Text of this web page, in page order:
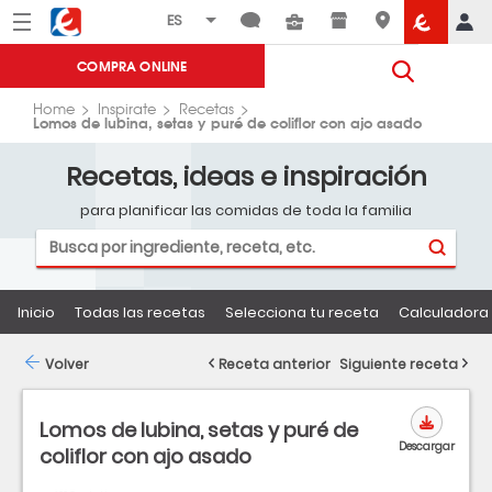
Menú Eroski
COMPRA ONLINE
Home Inspirate Recetas
Lomos de lubina, setas y puré de coliflor con ajo asado
Recetas, ideas e inspiración
para planificar las comidas de toda la familia
Inicio Todas las recetas Selecciona tu receta
Lomos de lubina, setas y puré de
coliflor con ajo asado
Descargar
Volver Receta anterior Siguiente receta